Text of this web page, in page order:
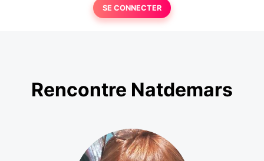
SE CONNECTER
Rencontre Natdemars